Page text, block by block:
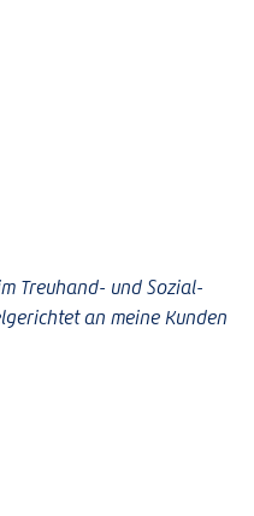
Treuhand- und Sozial­
an meine Kunden